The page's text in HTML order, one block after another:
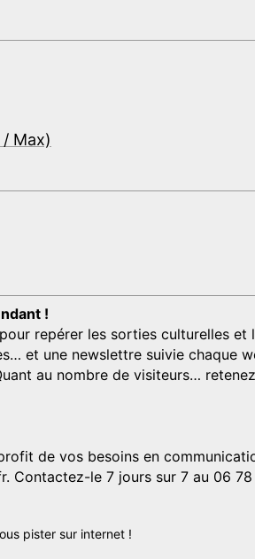
Max)
!
repérer les sorties culturelles
et une newslettre suivie chaque
au nombre de visiteurs…
de vos besoins en
Contactez-le 7 jours sur 7 au 06
pister sur internet !